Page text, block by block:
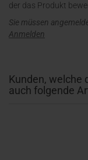
der das Produkt
Sie müssen
Anmelden
Kunden, welche
auch folgende